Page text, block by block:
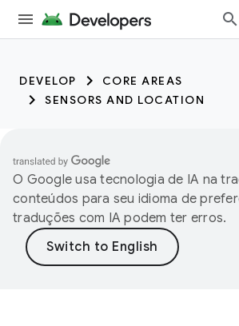
DEVELOP
CORE AREAS
SENSORS AND LOCATION
O Google usa tecnologia de IA na
conteúdos para seu idioma de
traduções com IA podem ter erros.